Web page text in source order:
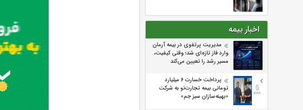
اخبار بیمه
مدیریت پرتفوی در بیمه آرمان
وارد فاز تازه‌ای شد؛ وقتی کیفیت،
مسیر رشد را تعیین می‌کند
پرداخت خسارت ۶ میلیارد
تومانی بیمه تجارت‌نو به شرکت
«بهینه‌سازان سبز جم»